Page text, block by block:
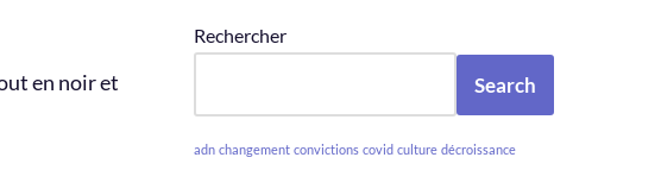
en noir et
Rechercher
Search
adn changement convictions covid culture décroissance